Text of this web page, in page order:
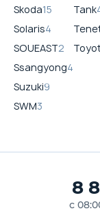
Skoda15
Solaris4
SOUEAST2
Ssangyong4
Suzuki9
SWM3
Tank
8
с